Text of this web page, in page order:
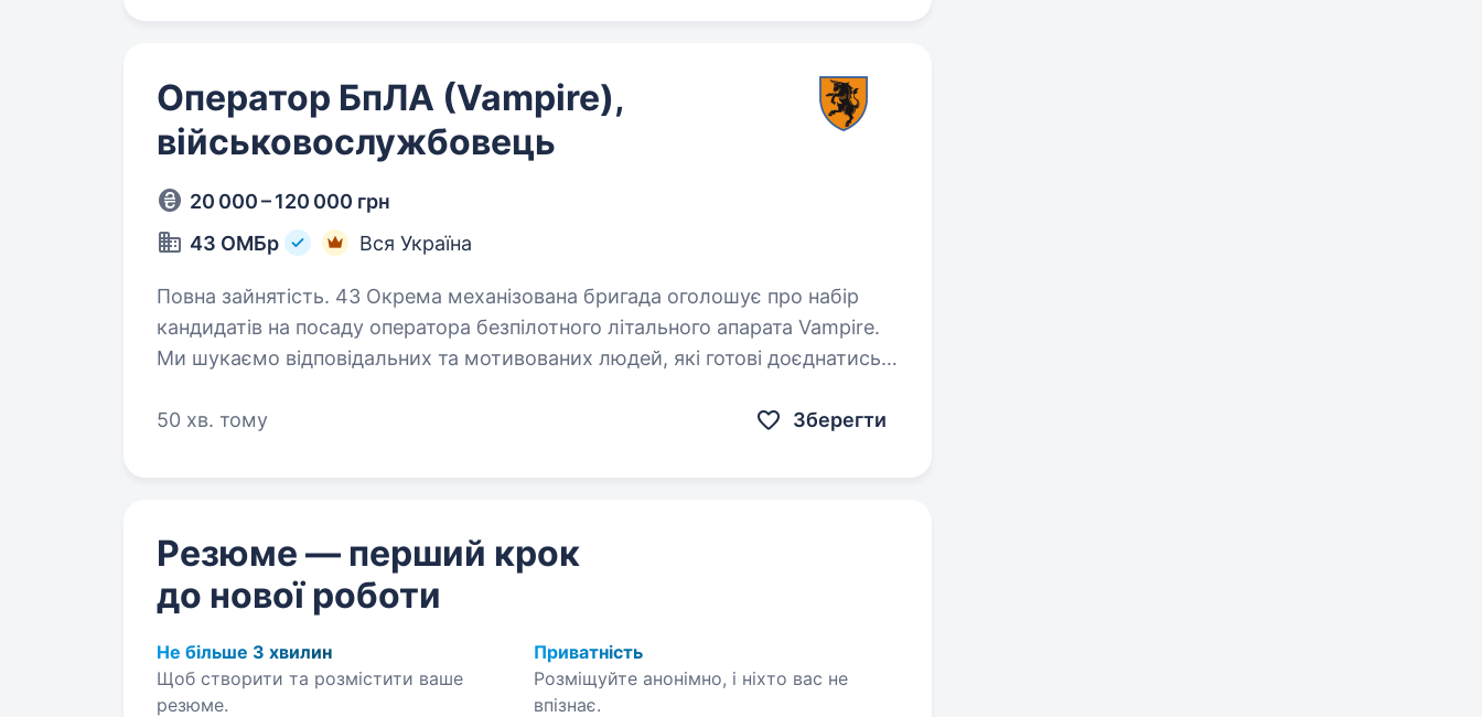
Оператор БпЛА (Vampire),
військовослужбовець
20 000 – 120 000 грн
43 ОМБр
Вся Україна
Повна зайнятість. 43 Окрема механізована бригада оголошує про набір
кандидатів на посаду оператора безпілотного літального апарата Vampire.
Ми шукаємо відповідальних та мотивованих людей, які готові доєднатись
50 хв. тому
Зберегти
Резюме — перший крок
до нової роботи
Не більше 3 хвилин
Щоб створити та розмістити ваше
резюме.
Приватність
Розміщуйте анонімно, і ніхто вас не
впізнає.